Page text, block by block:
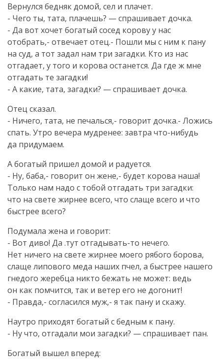
Вернулся бедняк домой, сел и плачет.
- Чего ты, тата, плачешь? — спрашивает дочка.
- Да вот хочет богатый сосед корову у нас
отобрать,- отвечает отец.- Пошли мы с ним к пану
на суд, а тот задал нам три загадки. Кто из нас
отгадает, у того и корова останется. Да где ж мне
отгадать те загадки!
- А какие, тата, загадки? — спрашивает дочка.
Отец сказал.
- Ничего, тата, не печалься,- говорит дочка.- Ложись
спать. Утро вечера мудренее: завтра что-нибудь
да придумаем.
А богатый пришел домой и радуется.
- Ну, баба,- говорит он жене,- будет корова наша!
Только нам надо с тобой отгадать три загадки:
что на свете жирнее всего, что слаще всего и что
быстрее всего?
Подумала жена и говорит:
- Вот диво! Да .тут отгадывать-то нечего.
Нет ничего на свете жирнее моего рябого борова,
слаще липового меда наших пчел, а быстрее нашего
гнедого жеребца никто бежать не может: ведь
он как помчится, так и ветер его не догонит!
- Правда,- согласился муж,- я так пану и скажу.
Наутро приходят богатый с бедным к пану.
- Ну что, отгадали мои загадки? — спрашивает пан.
Богатый вышел вперед: